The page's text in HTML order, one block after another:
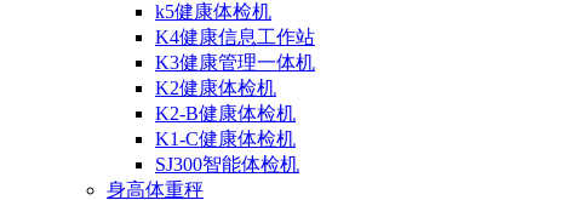
k5健康体检机
K4健康信息工作站
K3健康管理一体机
K2健康体检机
K2-B健康体检机
K1-C健康体检机
SJ300智能体检机
身高体重秤